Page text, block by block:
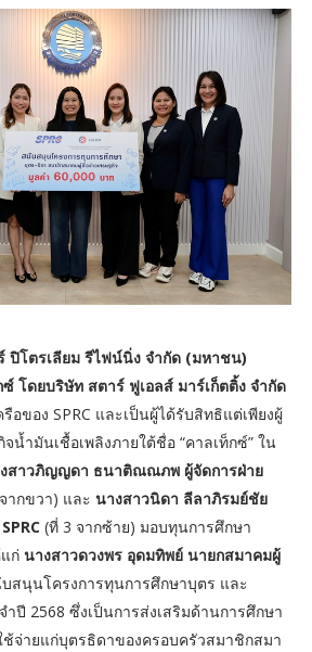
ปิโตรเลียม รีไฟน์นิ่ง จำกัด (มหาชน)
ซ์ โดยบริษัท สตาร์ ฟูเอลส์ มาร์เก็ตติ้ง จำกัด
อของ SPRC และเป็นผู้ได้รับสิทธิแต่เพียงผู้
น้ำมันเชื้อเพลิงภายใต้ชื่อ “คาลเท็กซ์” ใน
สาวภิญญดา ธนาติณณภพ ผู้จัดการฝ่าย
ากขวา) และ นางสาวนิดา ลีลาภิรมย์ชัย
(ที่ 3 จากซ้าย) มอบทุนการศึกษา
ก่ นางสาวดวงพร อุดมทิพย์ นายกสมาคมผู้
สนุนโครงการทุนการศึกษาบุตร และ
ปี 2568 ซึ่งเป็นการส่งเสริมด้านการศึกษา
ช้จ่ายแก่บุตรธิดาของครอบครัวสมาชิกสมา